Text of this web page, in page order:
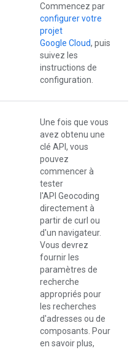
Commencez par
configurer votre
projet
Google Cloud, puis
suivez les
instructions de
configuration.
Une fois que vous
avez obtenu une
clé API, vous
pouvez
commencer à
tester
l'API Geocoding
directement à
partir de curl ou
d'un navigateur.
Vous devrez
fournir les
paramètres de
recherche
appropriés pour
les recherches
d'adresses ou de
composants. Pour
en savoir plus,